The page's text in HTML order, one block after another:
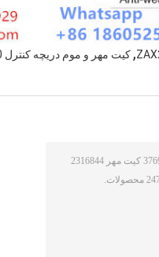
, کیت مهر و موم دریچه کنترل PC200